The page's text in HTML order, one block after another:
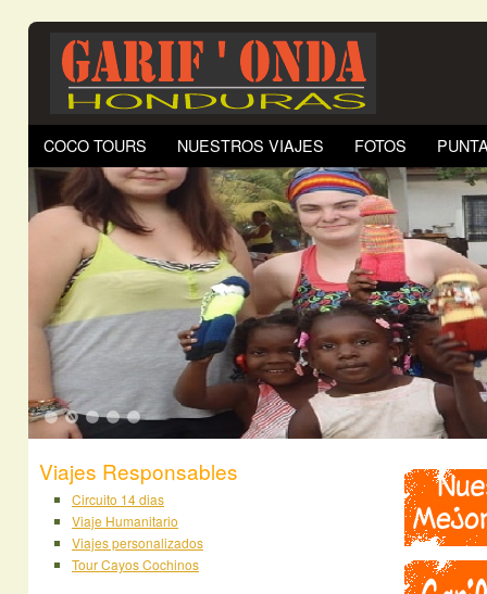
COCO TOURS NUESTROS VIAJES FOTOS
2
Viajes Responsables
Circuito 14 dias
Viaje Humanitario
Viajes personalizados
Tour Cayos Cochinos